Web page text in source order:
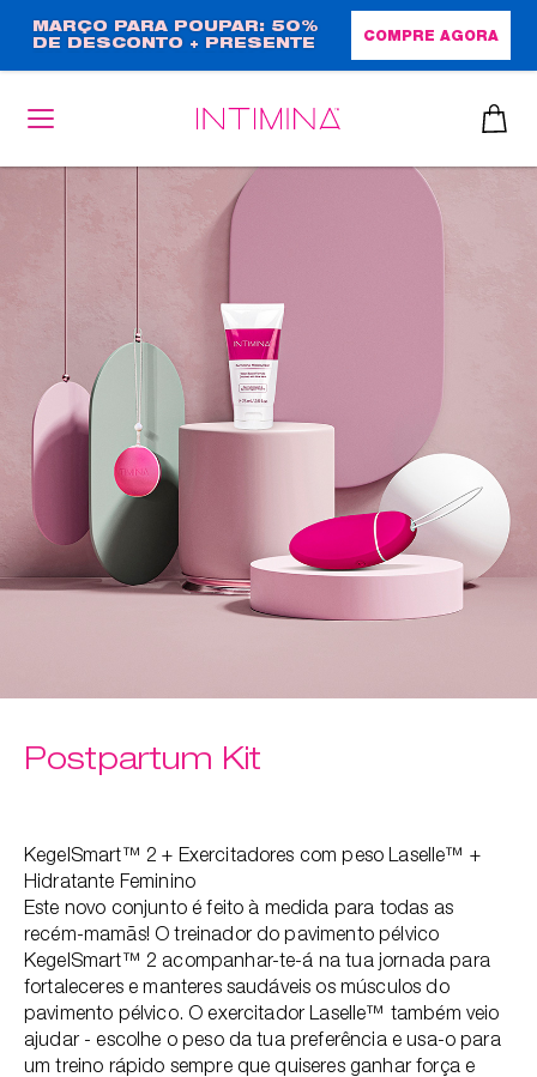
para
o
conteúdo
principal
MARÇO PARA POUPAR: 50%
DE DESCONTO + PRESENTE
COMPRE AGORA
Postpartum Kit
KegelSmart™ 2 + Exercitadores com peso Laselle™ +
Hidratante Feminino
Este novo conjunto é feito à medida para todas as
recém-mamãs! O treinador do pavimento pélvico
KegelSmart™ 2 acompanhar-te-á na tua jornada para
fortaleceres e manteres saudáveis os músculos do
pavimento pélvico. O exercitador Laselle™ também veio
ajudar - escolhe o peso da tua preferência e usa-o para
um treino rápido sempre que quiseres ganhar força e